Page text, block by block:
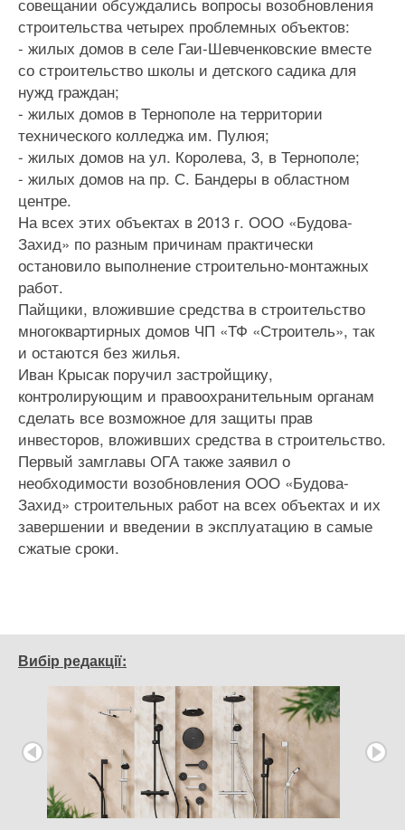
строительства четырех проблемных объектов:
- жилых домов в селе Гаи-Шевченковские вместе
со строительство школы и детского садика для
нужд граждан;
- жилых домов в Тернополе на территории
технического колледжа им. Пулюя;
- жилых домов на ул. Королева, 3, в Тернополе;
- жилых домов на пр. С. Бандеры в областном
центре.
На всех этих объектах в 2013 г. ООО «Будова-
Захид» по разным причинам практически
остановило выполнение строительно-монтажных
работ.
Пайщики, вложившие средства в строительство
многоквартирных домов ЧП «ТФ «Строитель», так
и остаются без жилья.
Иван Крысак поручил застройщику,
контролирующим и правоохранительным органам
сделать все возможное для защиты прав
инвесторов, вложивших средства в строительство.
Первый замглавы ОГА также заявил о
необходимости возобновления ООО «Будова-
Захид» строительных работ на всех объектах и их
завершении и введении в эксплуатацию в самые
сжатые сроки.
Вибір редакції: